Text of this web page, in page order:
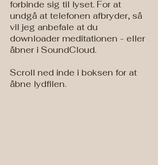
forbinde sig til lyset. For at
undgå at telefonen afbryder, så
vil jeg anbefale at du
downloader meditationen - eller
åbner i SoundCloud.
Scroll ned inde i boksen for at
åbne lydfilen.